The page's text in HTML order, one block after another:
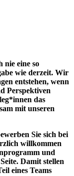
nie eine so
wie derzeit. Wir
entstehen, wenn
Perspektiven
das
mit unseren
Sie sich bei
willkommen
und
Damit stellen
eines Teams